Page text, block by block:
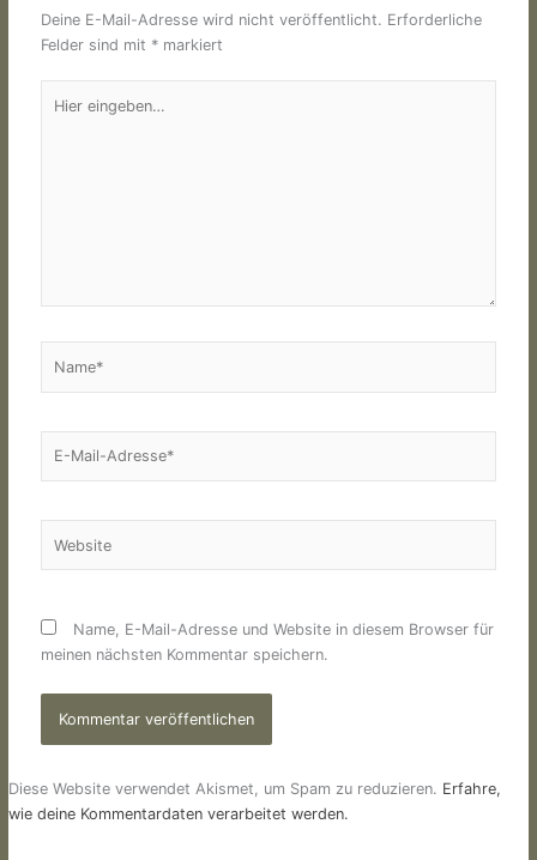
Deine E-Mail-Adresse wird nicht veröffentlicht. Erforderliche
Felder sind mit * markiert
eingeben…
Name, E-Mail-Adresse und Website in diesem Browser für
meinen nächsten Kommentar speichern.
Diese Website verwendet Akismet, um Spam zu reduzieren. Erfahre,
wie deine Kommentardaten verarbeitet werden.